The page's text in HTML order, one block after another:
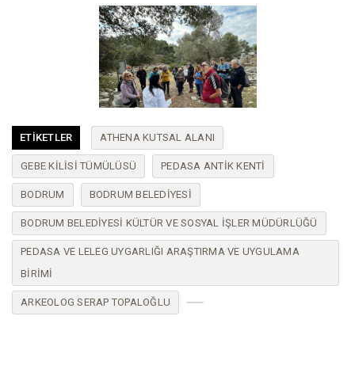
ETIKETLER ATHENA KUTSAL ALANI
GEBE KILISI TÜMÜLÜSÜ PEDASA ANTIK KENTI
BODRUM BODRUM BELEDIYESI
BODRUM BELEDIYESI KÜLTÜR VE SOSYAL İŞLER MÜDÜRLÜĞÜ
PEDASA VE LELEG UYGARLIĞI ARAŞTIRMA VE UYGULAMA
BIRIMI
ARKEOLOG SERAP TOPALOĞLU